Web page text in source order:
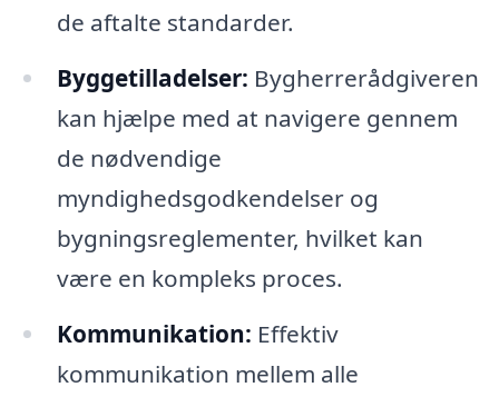
de aftalte standarder.
Byggetilladelser: Bygherrerådgiveren
kan hjælpe med at navigere gennem
de nødvendige
myndighedsgodkendelser og
bygningsreglementer, hvilket kan
være en kompleks proces.
Kommunikation: Effektiv
kommunikation mellem alle